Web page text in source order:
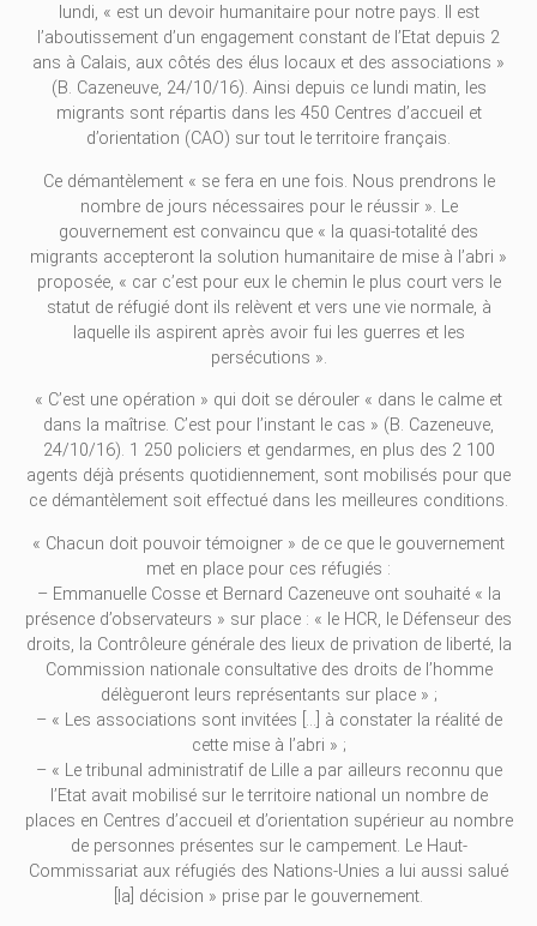
lundi, « est un devoir humanitaire pour notre pays. Il est
l’aboutissement d’un engagement constant de l’Etat depuis 2
ans à Calais, aux côtés des élus locaux et des associations »
(B. Cazeneuve, 24/10/16). Ainsi depuis ce lundi matin, les
migrants sont répartis dans les 450 Centres d’accueil et
d’orientation (CAO) sur tout le territoire français.
Ce démantèlement « se fera en une fois. Nous prendrons le
nombre de jours nécessaires pour le réussir ». Le
gouvernement est convaincu que « la quasi-totalité des
migrants accepteront la solution humanitaire de mise à l’abri »
proposée, « car c’est pour eux le chemin le plus court vers le
statut de réfugié dont ils relèvent et vers une vie normale, à
laquelle ils aspirent après avoir fui les guerres et les
persécutions ».
« C’est une opération » qui doit se dérouler « dans le calme et
dans la maîtrise. C’est pour l’instant le cas » (B. Cazeneuve,
24/10/16). 1 250 policiers et gendarmes, en plus des 2 100
agents déjà présents quotidiennement, sont mobilisés pour que
ce démantèlement soit effectué dans les meilleures conditions.
« Chacun doit pouvoir témoigner » de ce que le gouvernement
met en place pour ces réfugiés :
– Emmanuelle Cosse et Bernard Cazeneuve ont souhaité « la
présence d’observateurs » sur place : « le HCR, le Défenseur des
droits, la Contrôleure générale des lieux de privation de liberté, la
Commission nationale consultative des droits de l’homme
délègueront leurs représentants sur place » ;
– « Les associations sont invitées […] à constater la réalité de
cette mise à l’abri » ;
– « Le tribunal administratif de Lille a par ailleurs reconnu que
l’Etat avait mobilisé sur le territoire national un nombre de
places en Centres d’accueil et d’orientation supérieur au nombre
de personnes présentes sur le campement. Le Haut-
Commissariat aux réfugiés des Nations-Unies a lui aussi salué
[la] décision » prise par le gouvernement.